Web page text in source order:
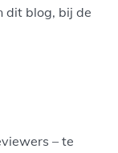
dit blog, bij de
– te